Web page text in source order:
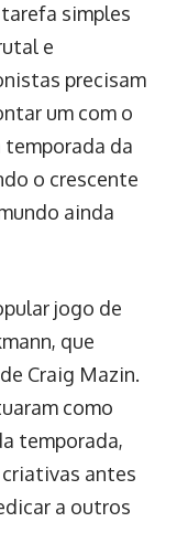
simples
e
precisam
um com o
temporada da
o crescente
ainda
jogo de
que
Craig Mazin.
como
temporada,
antes
a outros